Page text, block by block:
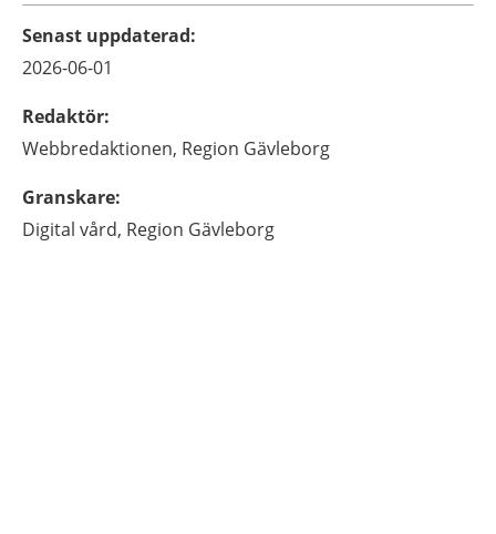
Senast uppdaterad:
2026-06-01
Redaktör:
Webbredaktionen, Region Gävleborg
Granskare:
Digital vård, Region Gävleborg